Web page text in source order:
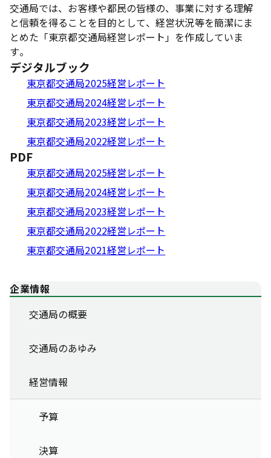
交通局では、お客様や都民の皆様の、事業に対する理解
と信頼を得ることを目的として、経営状況等を簡潔にま
とめた「東京都交通局経営レポート」を作成していま
す。
デジタルブック
東京都交通局2025経営レポート
東京都交通局2024経営レポート
東京都交通局2023経営レポート
東京都交通局2022経営レポート
PDF
東京都交通局2025経営レポート
東京都交通局2024経営レポート
東京都交通局2023経営レポート
東京都交通局2022経営レポート
東京都交通局2021経営レポート
企業情報
交通局の概要
交通局のあゆみ
経営情報
予算
決算